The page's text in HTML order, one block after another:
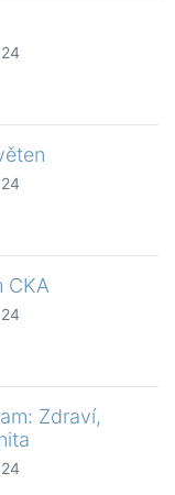
CKA
Zdraví,